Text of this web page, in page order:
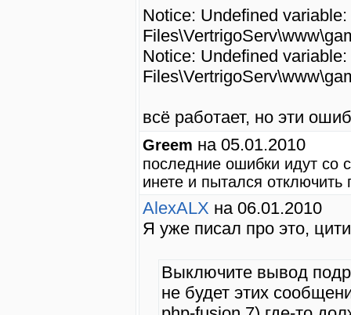
Notice: Undefined
Notice: Undefined
всё работает, но эти
Greem на 05.01.2010
последние ошибки идут со
инете и пытался
AlexALX на 06.01.2010
Я уже писал про это,
Выключите вывод
не будет этих